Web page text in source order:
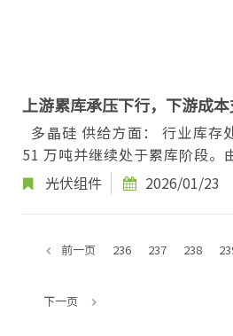
上游累库承压下行，下游成
价格）
多晶硅 供给方面： 行业库存
51 万吨并继续处于累库阶段。
律的边际效应消退，叠加自身高
光伏组件 2026/01/23
前一页 236 237 238
下一页